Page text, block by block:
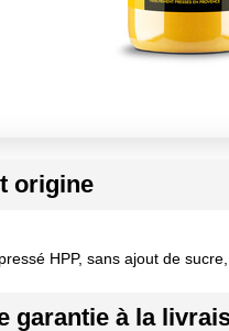
origine
HPP, sans ajout de
garantie à la